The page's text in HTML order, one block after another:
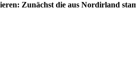
Zunächst die aus Nordirland